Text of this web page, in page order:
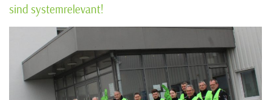
sind systemrelevant!